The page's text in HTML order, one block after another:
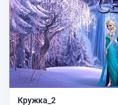
Кружка_2